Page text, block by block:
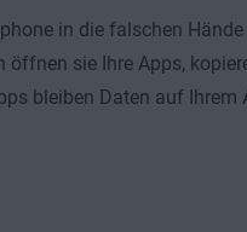
in die falschen
sie Ihre Apps,
bleiben Daten auf Ihrem